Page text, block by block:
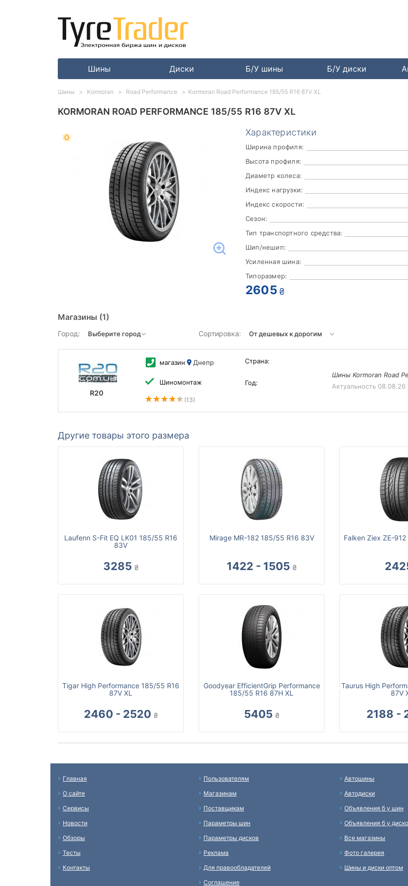
Шины Диски Б/У шины Б/У диски
KORMORAN ROAD PERFORMANCE 185/55 R16 87V XL
Характеристики
Ширина профиля:
Высота профиля:
Диаметр колеса:
Индекс нагрузки:
Индекс скорости:
Сезон:
Тип транспортного средства:
Шип/нешип:
Усиленная шина:
Типоразмер:
2605 ₴
Магазины (1)
Город: Сортировка:
R20
магазин Днепр
Шиномонтаж
(13)
Страна:
Год:
Шины Kormoran Road
Актуальность 08.08.26
Другие товары этого размера
Laufenn S-Fit EQ LK01 185/55 R16
83V
3285 ₴
Mirage MR-182 185/55 R16 83V
1422 - 1505 ₴
Falken Ziex ZE-
Tigar High Performance 185/55 R16
87V XL
2460 - 2520 ₴
Goodyear EfficientGrip Performance
185/55 R16 87H XL
5405 ₴
Taurus High
87V
2188 -
Шины Kormoran Road Performance Kormoran Road Performance 185/55 R16 87V XL
Главная
О сайте
Сервисы
Новости
Обзоры
Тесты
Контакты
Пользователям
Магазинам
Поставщикам
Параметры шин
Параметры дисков
Реклама
Для правообладателей
Соглашение
Автошины
Автодиски
Объявления б у шин
Объявления б у
Все магазины
Фото галерея
Шины и диски оптом